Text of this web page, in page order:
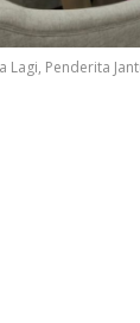
Lagi, Penderita